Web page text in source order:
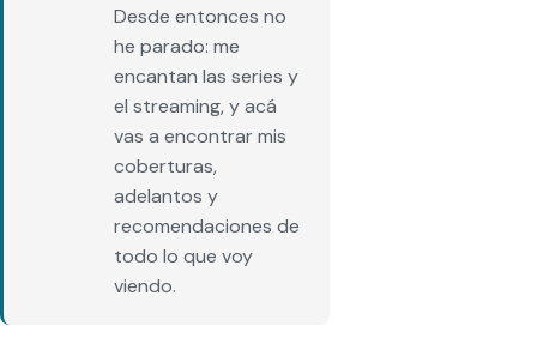
Desde entonces no
he parado: me
encantan las series y
el streaming, y acá
vas a encontrar mis
coberturas,
adelantos y
recomendaciones de
todo lo que voy
viendo.